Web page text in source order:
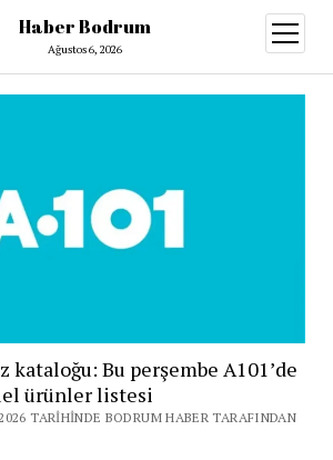
Haber Bodrum
Ağustos 6, 2026
aç
kataloğu: Bu perşembe A101’de
ürünler listesi
TARIHINDE BODRUM HABER TARAFINDAN